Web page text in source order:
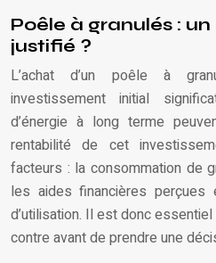
Poêle à granulés :
justifié ?
L’achat d’un poêle à
investissement initial
d’énergie à long terme
rentabilité de cet
facteurs : la consommation de
les aides financières perçues
d’utilisation. Il est donc
contre avant de prendre une